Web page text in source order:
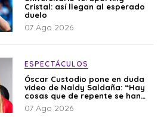
Cristal: así llegan al esperado
duelo
07 Ago 2026
ESPECTÁCULOS
Óscar Custodio pone en duda
video de Naldy Saldaña: “Hay
cosas que de repente se han
editado”
07 Ago 2026